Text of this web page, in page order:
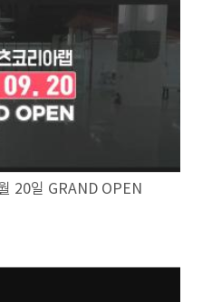
20일 GRAND OPEN